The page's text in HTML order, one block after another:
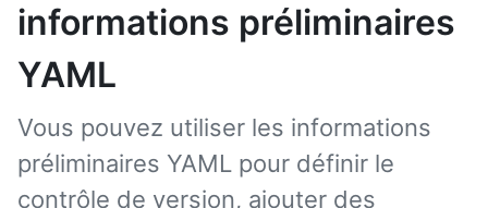
informations préliminaires
YAML
Vous pouvez utiliser les informations
préliminaires YAML pour définir le
contrôle de version, ajouter des